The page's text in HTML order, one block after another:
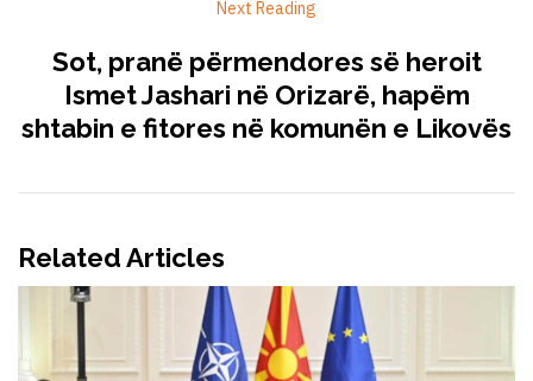
Next Reading
Sot, pranë përmendores së heroit
Ismet Jashari në Orizarë, hapëm
shtabin e fitores në komunën e Likovës
Related Articles